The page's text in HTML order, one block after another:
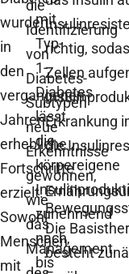
wurden
in
den
vergangenen
Jahren
erhebliche
Fortschritte
erzielt.
Sowohl
Menschen
mit
die
Identifizierung
von
Diabetes-
Subtypen
neue
Erkenntnisse
gewonnen,
wie
das
Management
mit
Typ-
1-
Diabetes
lässt
die
körpereigene
zunehmend
nach,
bis
richtig,
Zellen
Erkrankung
die
Die
besteht